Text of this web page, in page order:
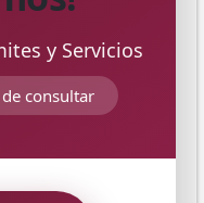
y Servicios
consultar